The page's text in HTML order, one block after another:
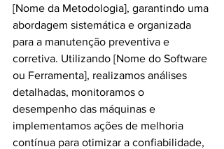
[Nome da Metodologia], garantindo uma
abordagem sistemática e organizada
para a manutenção preventiva e
corretiva. Utilizando [Nome do Software
ou Ferramenta], realizamos análises
detalhadas, monitoramos o
desempenho das máquinas e
implementamos ações de melhoria
contínua para otimizar a confiabilidade,